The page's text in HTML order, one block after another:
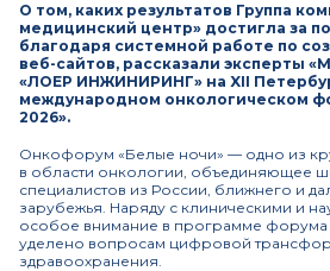
О том, каких результатов Группа
медицинский центр» достигла за
благодаря системной работе по
веб-сайтов, рассказали эксперты
«ЛОЕР ИНЖИНИРИНГ» на XII
международном онкологическом
2026».
Онкофорум «Белые ночи» — одно из
в области онкологии, объединяющее
специалистов из России, ближнего и
зарубежья. Наряду с клиническими и
особое внимание в программе форума
уделено вопросам цифровой
здравоохранения.